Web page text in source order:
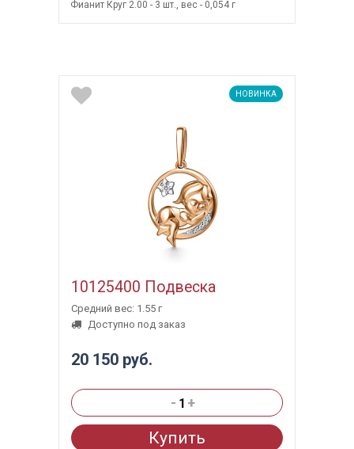
Фианит Круг 2.00 - 3 шт., вес - 0,054 г
НОВИНКА
10125400 Подвеска
Средний вес: 1.55 г
Доступно под заказ
20 150 руб.
- +
Купить